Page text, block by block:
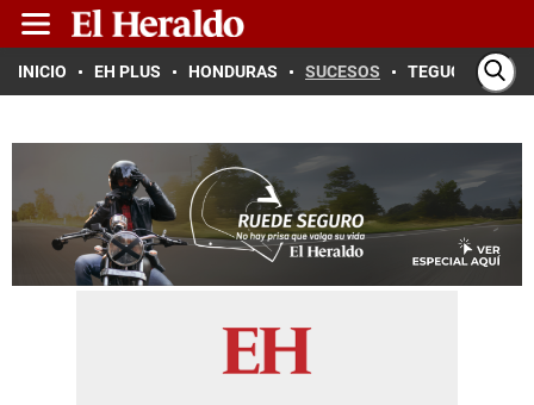
INICIO EH PLUS HONDURAS SUCESOS TEGUCIGALPA